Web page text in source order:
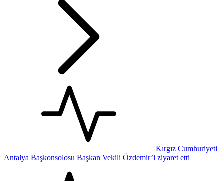
Kırgız Cumhuriyeti
Antalya Başkonsolosu Başkan Vekili Özdemir’i ziyaret etti